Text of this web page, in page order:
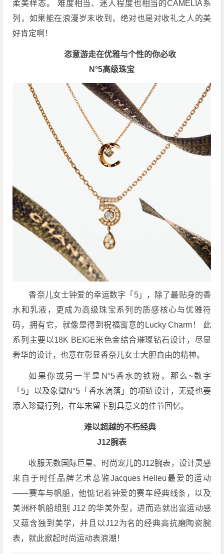
柔美样态。 难度相当、迷人程度也相当的CAMÉLIA系
列，如果能在浪漫岁末收到，绝对也是对收礼之人的美
好肯定啊！
恣意游走在优雅与个性的你必收
N°5高级珠宝
香奈儿女士钟爱的幸运数字「5」，除了最贴身的香
水和乳液，更成为高级珠宝系列的质感核心与优雅符
码，拥有它，就像是得到祝福寓意的Lucky Charm！ 此
系列主要以18K BEIGE米色金结合璀璨钻石设计，尽显
奢华的设计，也意在彰显香奈儿女士大胆自由的精神。
如果你或另一半是N°5香水的铁粉，那么~数字
「5」以及象徵N°5「香水滴落」的项链设计，无疑也要
添入珍藏行列，在年末留下别具意义的佳节回忆。
难以超越的不朽经典
J12腕表
收服无数国际巨星、时尚宠儿的J12腕表，设计灵感
来自于时任品牌艺术总监Jacques Helleu最爱的运动
——赛车与帆船，他惦记着钟爱的赛车经典线条，以及
美洲杯帆船组别 J12 的华美外型，进而造就出富运动感
又蕴含独到美学，并且以J12为名的经典高抗磨陶瓷腕
表，就此掀起时尚运动表浪潮！